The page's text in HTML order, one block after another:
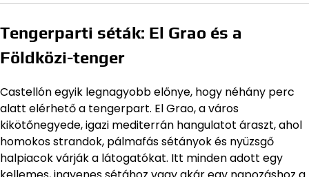
Tengerparti séták: El Grao és a
Földközi-tenger
Castellón egyik legnagyobb előnye, hogy néhány perc
alatt elérhető a tengerpart. El Grao, a város
kikötőnegyede, igazi mediterrán hangulatot áraszt, ahol
homokos strandok, pálmafás sétányok és nyüzsgő
halpiacok várják a látogatókat. Itt minden adott egy